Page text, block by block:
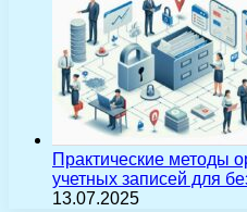
Практические методы
учетных записей для
13.07.2025